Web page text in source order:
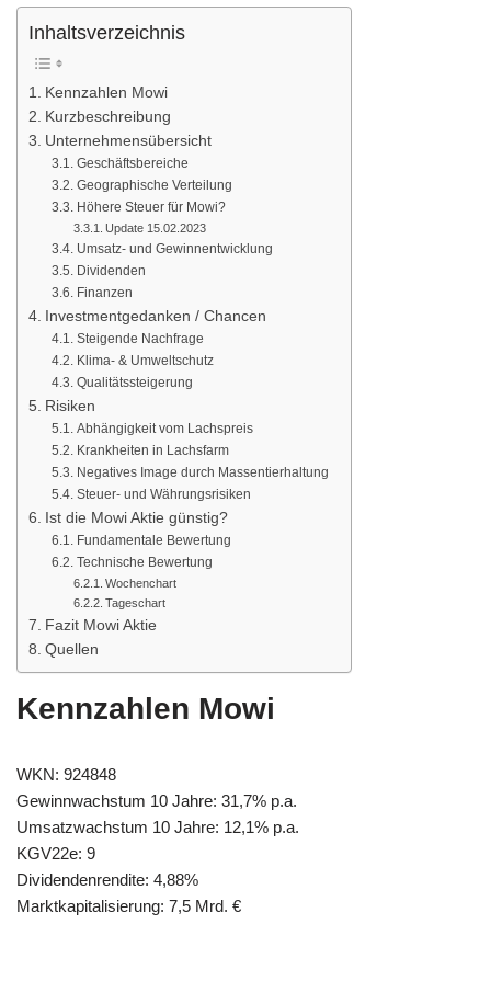
Inhaltsverzeichnis
Kennzahlen Mowi
Kurzbeschreibung
Unternehmensübersicht
Geschäftsbereiche
Geographische Verteilung
Höhere Steuer für Mowi?
Update 15.02.2023
Umsatz- und Gewinnentwicklung
Dividenden
Finanzen
Investmentgedanken / Chancen
Steigende Nachfrage
Klima- & Umweltschutz
Qualitätssteigerung
Risiken
Abhängigkeit vom Lachspreis
Krankheiten in Lachsfarm
Negatives Image durch Massentierhaltung
Steuer- und Währungsrisiken
Ist die Mowi Aktie günstig?
Fundamentale Bewertung
Technische Bewertung
Wochenchart
Tageschart
Fazit Mowi Aktie
Quellen
Kennzahlen Mowi
WKN: 924848
Gewinnwachstum 10 Jahre: 31,7% p.a.
Umsatzwachstum 10 Jahre: 12,1% p.a.
KGV22e: 9
Dividendenrendite: 4,88%
Marktkapitalisierung: 7,5 Mrd. €